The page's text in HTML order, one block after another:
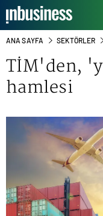
ANA SAYFA SEKTÖRLER
TİM'den,
hamlesi